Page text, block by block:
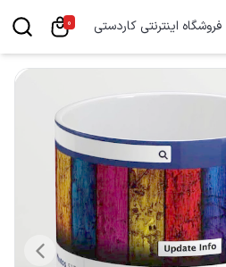
فروشگاه اینترنتی کاردستی 0